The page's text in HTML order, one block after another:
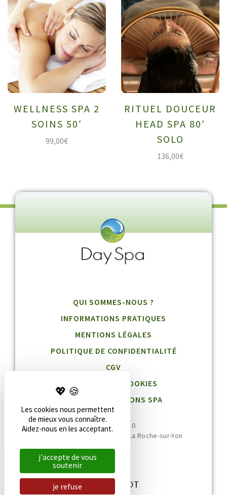
WELLNESS SPA 2
SOINS 50′
99,00€
RITUEL DOUCEUR
HEAD SPA 80′
SOLO
136,00€
QUI SOMMES-NOUS ?
INFORMATIONS PRATIQUES
MENTIONS LÉGALES
POLITIQUE DE CONFIDENTIALITÉ
CGV
GESTION DES COOKIES
BLOG DESTINATIONS SPA
02 51 36 95 10
20 rue Jean Jaurès, 85000 La Roche-sur-Yon
Les cookies nous permettent
de mieux vous connaître.
Aidez-nous en les acceptant.
j'accepte de vous
soutenir
je refuse